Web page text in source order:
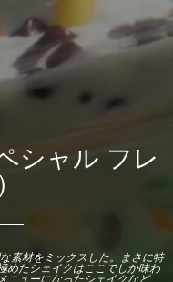
シャル フレ
素材をミックスした。まさに特
めたシェイクはここでしか味わ
ューになったシェイクなど、